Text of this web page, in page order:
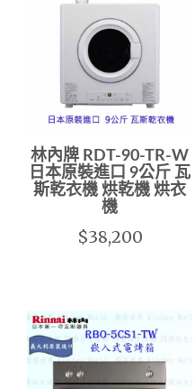
林內牌 RDT-90-TR-W
日本原裝進口 9公斤 瓦
斯乾衣機 烘乾機 烘衣
機
$38,200